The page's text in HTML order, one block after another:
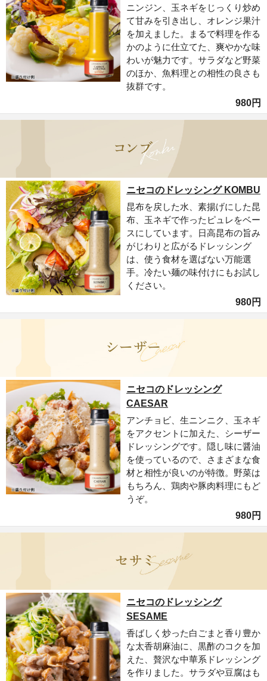
ニンジン、玉ネギをじっくり炒め
て甘みを引き出し、オレンジ果汁
を加えました。まるで料理を作る
かのように仕立てた、爽やかな味
わいが魅力です。サラダなど野菜
のほか、魚料理との相性の良さも
抜群です。
980円
ニセコのドレッシング KOMBU
昆布を戻した水、素揚げにした昆
布、玉ネギで作ったピュレをベー
スにしています。日高昆布の旨み
がじわりと広がるドレッシング
は、使う食材を選ばない万能選
手。冷たい麺の味付けにもお試し
ください。
980円
ニセコのドレッシング
CAESAR
アンチョビ、生ニンニク、玉ネギ
をアクセントに加えた、シーザー
ドレッシングです。隠し味に醤油
を使っているので、さまざまな食
材と相性が良いのが特徴。野菜は
もちろん、鶏肉や豚肉料理にもど
うぞ。
980円
ニセコのドレッシング
SESAME
香ばしく炒った白ごまと香り豊か
な太香胡麻油に、黒酢のコクを加
えた、贅沢な中華系ドレッシング
を作りました。サラダや豆腐はも